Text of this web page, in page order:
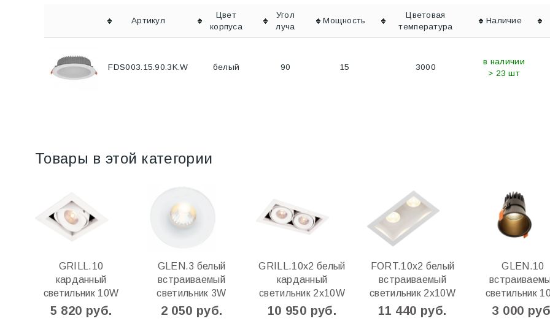
Артикул
Цвет
корпуса
Угол
луча
Мощность
Цветовая
температура
Наличие
FDS003.15.90.3K.W белый 90 15 3000
в наличии
> 23 шт
Товары в этой категории
GRILL.10
карданный
светильник 10W
5 820 руб.
GLEN.3 белый
встраиваемый
светильник 3W
2 050 руб.
GRILL.10х2 белый
карданный
светильник 2х10W
10 950 руб.
FORT.10x2 белый
встраиваемый
светильник 2x10W
11 440 руб.
GLEN.10
светильник
3 000